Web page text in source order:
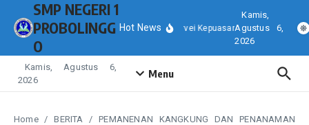
Lewati ke konten
SMP NEGERI 1
PROBOLINGG
O
Hot NewsHasil Survei Kepuasan Masyarakat
Kamis,
Agustus 6,
2026
Kamis, Agustus 6,
2026
Menu
Home/BERITA /PEMANENAN KANGKUNG DAN PENANAMAN